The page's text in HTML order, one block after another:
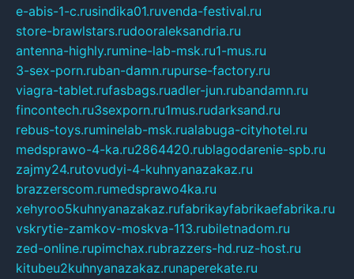
e-abis-1-c.rusindika01.ruvenda-festival.ru
store-brawlstars.rudooraleksandria.ru
antenna-highly.rumine-lab-msk.ru1-mus.ru
3-sex-porn.ruban-damn.rupurse-factory.ru
viagra-tablet.rufasbags.ruadler-jun.rubandamn.ru
fincontech.ru3sexporn.ru1mus.rudarksand.ru
rebus-toys.ruminelab-msk.rualabuga-cityhotel.ru
medsprawo-4-ka.ru2864420.rublagodarenie-spb.ru
zajmy24.rutovudyi-4-kuhnyanazakaz.ru
brazzerscom.rumedsprawo4ka.ru
xehyroo5kuhnyanazakaz.rufabrikayfabrikaefabrika.ru
vskrytie-zamkov-moskva-113.rubiletnadom.ru
zed-online.rupimchax.rubrazzers-hd.ruz-host.ru
kitubeu2kuhnyanazakaz.runaperekate.ru